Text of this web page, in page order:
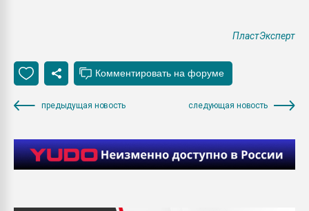
ПластЭксперт
предыдущая новость следующая новость